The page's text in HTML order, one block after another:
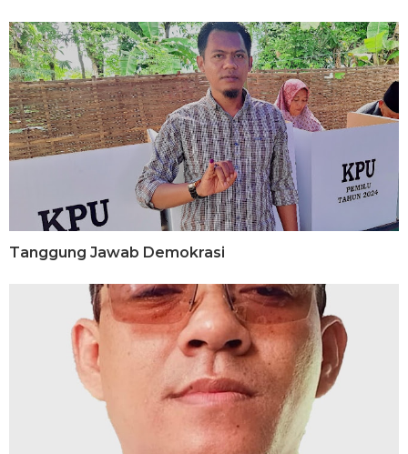
Tanggung Jawab Demokrasi